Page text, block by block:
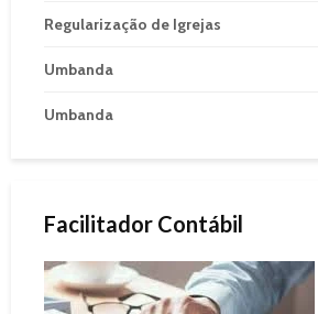
Regularização de Igrejas
Umbanda
Umbanda
Facilitador Contábil